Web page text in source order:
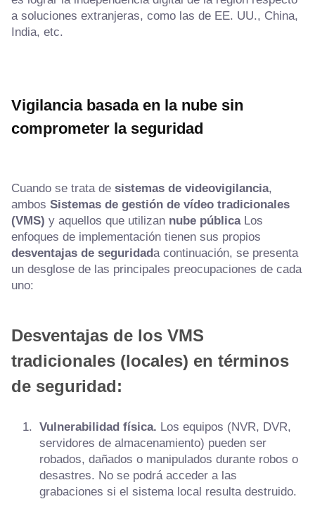
a soluciones extranjeras, como las de EE. UU., China,
India, etc.
Vigilancia basada en la nube sin
comprometer la seguridad
Cuando se trata de sistemas de videovigilancia,
ambos Sistemas de gestión de vídeo tradicionales
(VMS) y aquellos que utilizan nube pública Los
enfoques de implementación tienen sus propios
desventajas de seguridada continuación, se presenta
un desglose de las principales preocupaciones de cada
uno:
Desventajas de los VMS
tradicionales (locales) en términos
de seguridad:
Vulnerabilidad física. Los equipos (NVR, DVR,
servidores de almacenamiento) pueden ser
robados, dañados o manipulados durante robos o
desastres. No se podrá acceder a las
grabaciones si el sistema local resulta destruido.